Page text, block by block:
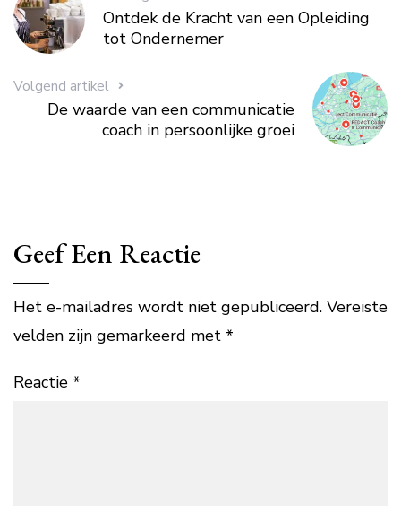
Ontdek de Kracht van een Opleiding
tot Ondernemer
Volgend artikel
De waarde van een communicatie
coach in persoonlijke groei
Geef Een Reactie
Het e-mailadres wordt niet gepubliceerd. Vereiste
velden zijn gemarkeerd met *
Reactie *